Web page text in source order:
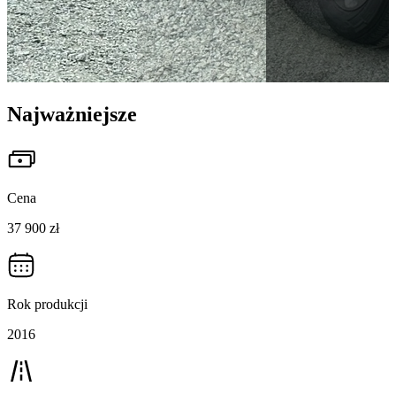
Najważniejsze
Cena
37 900 zł
Rok produkcji
2016